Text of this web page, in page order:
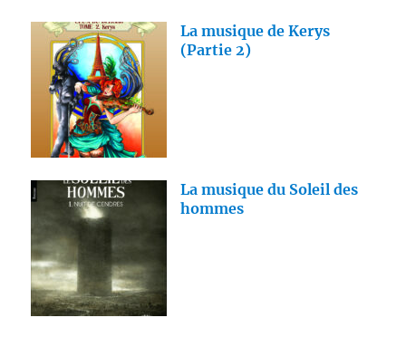
La musique de Kerys
(Partie 2)
La musique du Soleil des
hommes